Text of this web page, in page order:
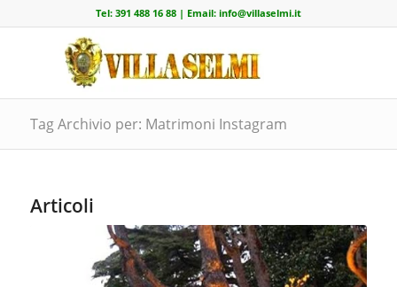
Tel: 391 488 16 88| Email: info@villaselmi.it
Tag Archivio per: Matrimoni Instagram
Articoli